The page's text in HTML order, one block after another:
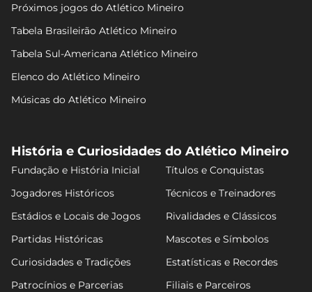
Próximos jogos do Atlético Mineiro
Tabela Brasileirão Atlético Mineiro
Tabela Sul-Americana Atlético Mineiro
Elenco do Atlético Mineiro
Músicas do Atlético Mineiro
História e Curiosidades do Atlético Mineiro
Fundação e História Inicial
Títulos e Conquistas
Jogadores Históricos
Técnicos e Treinadores
Estádios e Locais de Jogos
Rivalidades e Clássicos
Partidas Históricas
Mascotes e Símbolos
Curiosidades e Tradições
Estatísticas e Recordes
Patrocínios e Parcerias
Filiais e Parceiros